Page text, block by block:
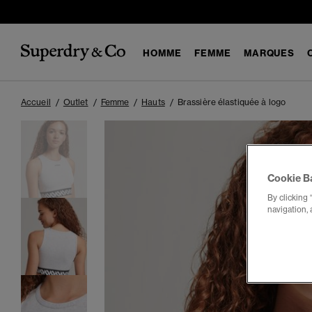
HOMME FEMME MARQUES
Accueil Outlet Femme Hauts Brassière élastiquée à logo
Cookie
By clicking
navigation,